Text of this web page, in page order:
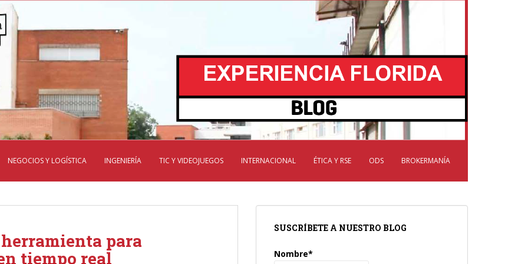
NEGOCIOS Y LOGÍSTICA INGENIERÍA TIC Y VIDEOJUEGOS INTERNACIONAL ÉTICA Y RSE ODS BROKERMANÍA
para
tiempo real
SUSCRÍBETE A NUESTRO BLOG
Nombre*